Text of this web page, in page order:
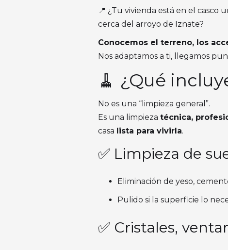
📍 ¿Tu vivienda está en el casco
cerca del arroyo de Iznate?
Conocemos el terreno, los
Nos adaptamos a ti, llegamos
🧹 ¿Qué
No es una “limpieza general”.
Es una limpieza técnica,
casa lista para vivirla.
✅ Limpieza de
Eliminación de yeso,
Pulido si la superficie lo
✅ Cristales,